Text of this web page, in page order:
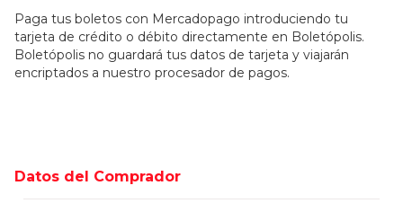
Paga tus boletos con Mercadopago introduciendo tu
tarjeta de crédito o débito directamente en Boletópolis.
Boletópolis no guardará tus datos de tarjeta y viajarán
encriptados a nuestro procesador de pagos.
Datos del Comprador